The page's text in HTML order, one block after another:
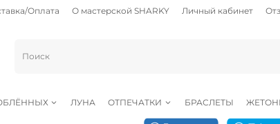
Оплата О мастерской SHARKY Личный кабинет
ЛУНА ОТПЕЧАТКИ БРАСЛЕТЫ